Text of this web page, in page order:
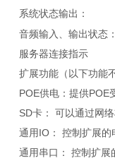
系统状态输出：
音频输入、输出状态
服务器连接指示
扩展功能（以下功能
POE供电： 提供POE
SD卡：
可以通过网
通用IO：
控制扩展的
通用串口：
控制扩展